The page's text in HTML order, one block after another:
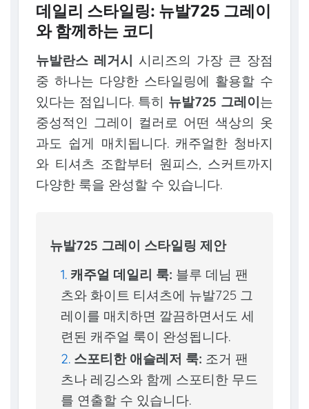
데일리 스타일링: 뉴발725 그레이
와 함께하는 코디
뉴발란스 레거시 시리즈의 가장 큰 장점
중 하나는 다양한 스타일링에 활용할 수
있다는 점입니다. 특히 뉴발725 그레이는
중성적인 그레이 컬러로 어떤 색상의 옷
과도 쉽게 매치됩니다. 캐주얼한 청바지
와 티셔츠 조합부터 원피스, 스커트까지
다양한 룩을 완성할 수 있습니다.
뉴발725 그레이 스타일링 제안
캐주얼 데일리 룩: 블루 데님 팬
츠와 화이트 티셔츠에 뉴발725 그
레이를 매치하면 깔끔하면서도 세
련된 캐주얼 룩이 완성됩니다.
스포티한 애슬레저 룩: 조거 팬
츠나 레깅스와 함께 스포티한 무드
를 연출할 수 있습니다.